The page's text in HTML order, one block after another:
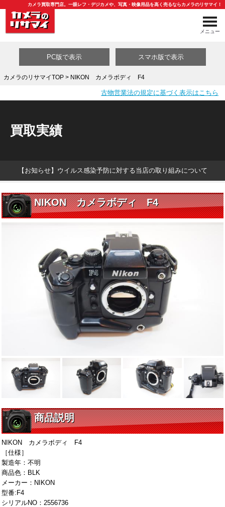
カメラ買取専門店。一眼レフ・デジカメや、写真・映像用品を高く売るならカメラのリサマイ！
メニュー
買取カテゴリ一覧
PC版で表示 スマホ版で表示
カメラのリサマイTOP> NIKON カメラボディ F4
古物営業法の規定に基づく表示はこちら
買取実績
【お知らせ】ウイルス感染予防に対する当店の取り組みについて
NIKON カメラボディ F4
商品説明
NIKON カメラボディ F4
［仕様］
製造年：不明
商品色：BLK
メーカー：NIKON
型番:F4
シリアルNO：2556736